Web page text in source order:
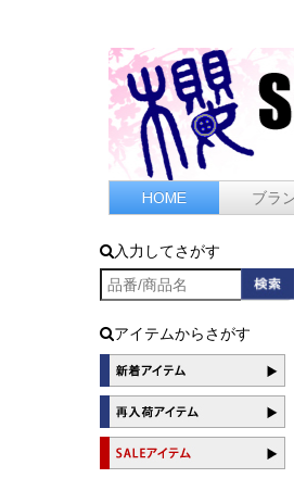
HOME ブラ
入力してさがす
アイテムからさがす